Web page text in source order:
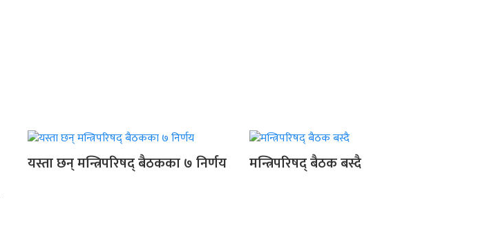
यस्ता छन् मन्त्रिपरिषद् बैठकका ७ निर्णय मन्त्रिपरिषद् बैठक बस्दै